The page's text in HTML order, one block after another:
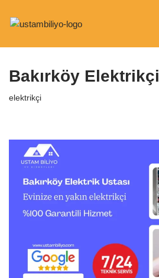
geç
Bakırköy Elektrikçi
elektrikçi